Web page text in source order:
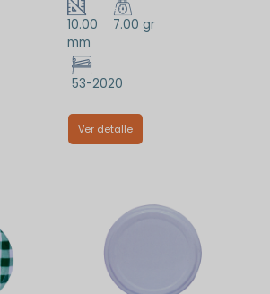
10.00
mm
7.00 gr
53-2020
Ver detalle